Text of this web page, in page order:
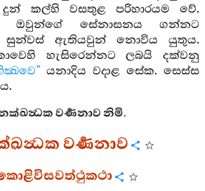
දුන් කල්හි වසතුළ පරිහාරයම වේ.
ඔවුන්ගේ සේනාසනය ගන්නට
සුන්වස් ඇතියවුන් නොවිය යුතුය.
හැසිරෙන්නට ලබයි දක්වනු
යනාදිය වදාළ සේක. සෙස්ස
වර්‍ණනාව නිමි.
වර්‍ණනාව